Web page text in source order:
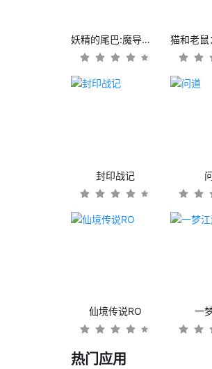
妖精的尾巴:魔导少年 猫和老鼠
封印战记
仙境传说RO 一
热门应用